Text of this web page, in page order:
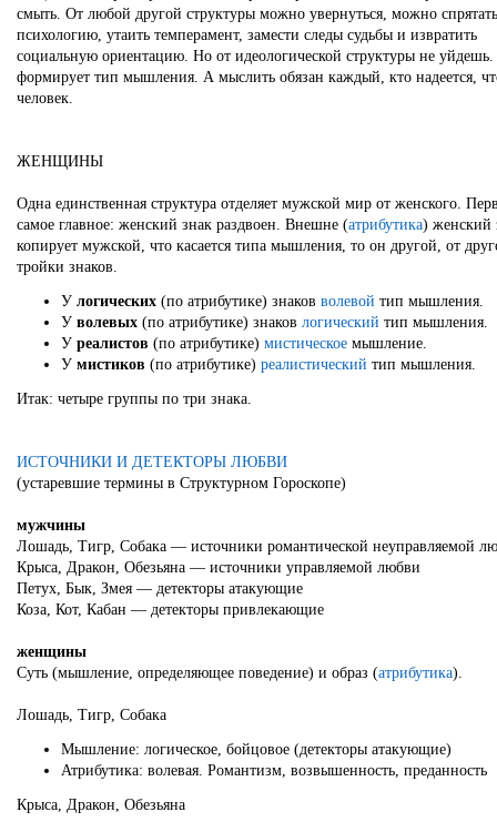
смыть. От любой другой структуры можно увернуться, можно спрятать
психологию, утаить темперамент, замести следы судьбы и извратить
социальную ориентацию. Но от идеологической структуры не
формирует тип мышления. А мыслить обязан каждый, кто надеется,
человек.
ЖЕНЩИНЫ
Одна единственная структура отделяет мужской мир от женского.
самое главное: женский знак раздвоен. Внешне (атрибутика) женский
копирует мужской, что касается типа мышления, то он другой, от
тройки знаков.
У логических (по атрибутике) знаков волевой тип мышления.
У волевых (по атрибутике) знаков логический тип мышления.
У реалистов (по атрибутике) мистическое мышление.
У мистиков (по атрибутике) реалистический тип мышления.
Итак: четыре группы по три знака.
ИСТОЧНИКИ И ДЕТЕКТОРЫ ЛЮБВИ
(устаревшие термины в Структурном Гороскопе)
мужчины
Лошадь, Тигр, Собака — источники романтической неуправляемой
Крыса, Дракон, Обезьяна — источники управляемой любви
Петух, Бык, Змея — детекторы атакующие
Коза, Кот, Кабан — детекторы привлекающие
женщины
Суть (мышление, определяющее поведение) и образ (атрибутика).
Лошадь, Тигр, Собака
Мышление: логическое, бойцовое (детекторы атакующие)
Атрибутика: волевая. Романтизм, возвышенность, преданность
Крыса, Дракон, Обезьяна